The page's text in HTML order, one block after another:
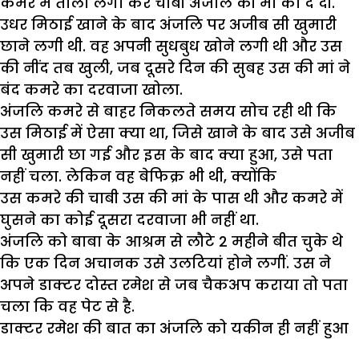
उधर मिठाई खाने के बाद अंजलि पर अजीब सी खुमारी
छाने लगी थी. वह अपनी सुधबुध खोने लगी थी और उस
की नींद तब खुली, जब दूसरे दिन की सुबह उस की मां ने
बंद कमरे का दरवाजा खोला.
अंजलि कमरे से बाहर निकलते समय सोच रही थी कि
उस मिठाई में ऐसा क्या था, जिसे खाने के बाद उसे अजीब
सी खुमारी छा गई और इस के बाद क्या हुआ, उसे पता
नहीं चला. लेकिन वह बेफिक्र भी थी, क्योंकि
उस कमरे की चाबी उस की मां के पास थी और कमरे में
घुसने का कोई दूसरा दरवाजा भी नहीं था.
अंजलि को बाबा के आश्रम से लौटे 2 महीने बीत चुके थे
कि एक दिन अचानक उसे उलटियां होने लगीं. उस ने
अपने डाक्टर दोस्त रमेश से जब चैकअप कराया तो पता
चला कि वह पेट से है.
डाक्टर रमेश की बात का अंजलि को यकीन ही नहीं हुआ